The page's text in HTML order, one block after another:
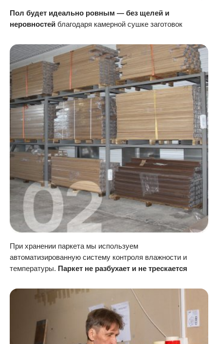
Пол будет идеально ровным — без щелей и
неровностей благодаря камерной сушке заготовок
При хранении паркета мы используем
автоматизированную систему контроля влажности и
температуры. Паркет не разбухает и не трескается